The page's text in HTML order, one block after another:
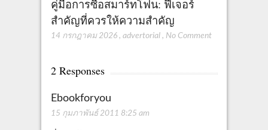
คู่มือการซื้อสมาร์ทโฟน: ฟีเจอร์
สำคัญที่ควรให้ความสำคัญ
14 กรกฎาคม 2026 , advertorial , No Comment
2 Responses
Ebookforyou
15 กุมภาพันธ์ 2011 8:25 am